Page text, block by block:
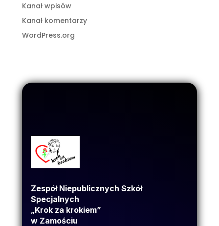
Kanał wpisów
Kanał komentarzy
WordPress.org
Zespół Niepublicznych Szkół
Specjalnych
„Krok za krokiem”
w Zamościu